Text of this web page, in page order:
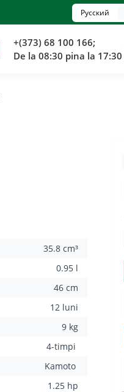
Русский
+(373) 68 100 166;
De la 08:30 pina la 17:30
35.8 cm³
0.95 l
46 cm
12 luni
9 kg
4-timpi
Kamoto
1.25 hp